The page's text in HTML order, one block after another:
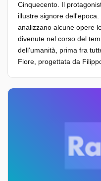
Cinquecento. Il
illustre signore
analizzano alcune opere
divenute nel corso del
dell'umanità, prima fra
Fiore, progettata da